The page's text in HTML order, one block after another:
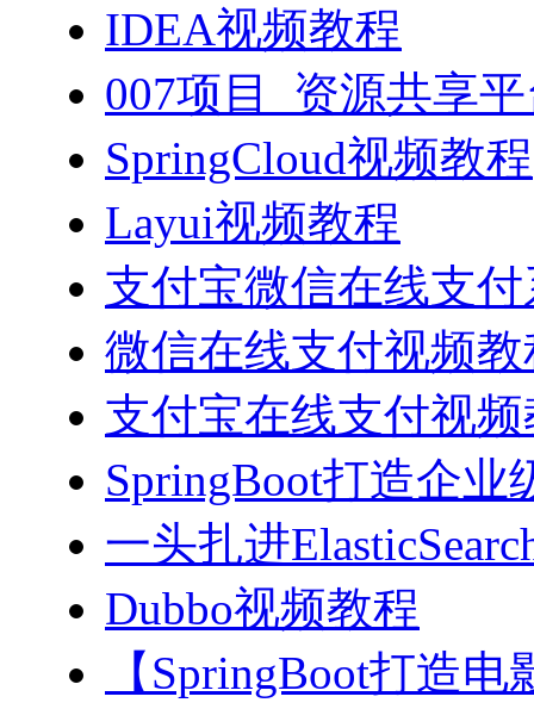
IDEA视频教程
007项目_资源共享
SpringCloud视频教程
Layui视频教程
支付宝微信在线支
微信在线支付视频教
支付宝在线支付视
SpringBoot打造企业
一头扎进
Dubbo视频教程
【SpringBoot打造